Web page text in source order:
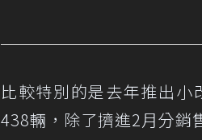
比較特別的是去年推出小
438輛，除了擠進2月分銷